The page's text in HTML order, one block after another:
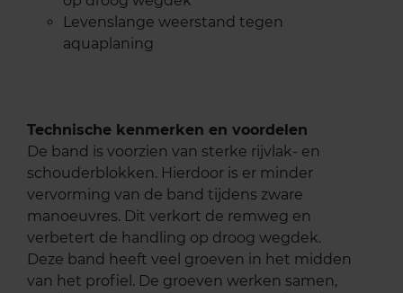
Levenslange weerstand tegen
aquaplaning
Technische kenmerken en voordelen
De band is voorzien van sterke rijvlak- en
schouderblokken. Hierdoor is er minder
vervorming van de band tijdens zware
manoeuvres. Dit verkort de remweg en
verbetert de handling op droog wegdek.
Deze band heeft veel groeven in het midden
van het profiel. De groeven werken samen,